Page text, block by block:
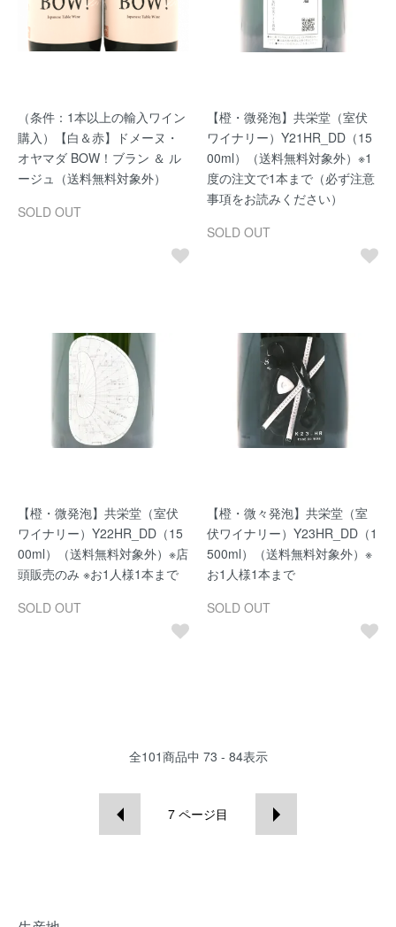
（条件：1本以上の輸入ワイン
購入）【白＆赤】ドメーヌ・
オヤマダ BOW！ブラン ＆ ル
ージュ（送料無料対象外）
SOLD OUT
【橙・微発泡】共栄堂（室伏
ワイナリー）Y21HR_DD（15
00ml）（送料無料対象外）※1
度の注文で1本まで（必ず注意
事項をお読みください）
SOLD OUT
【橙・微発泡】共栄堂（室伏
ワイナリー）Y22HR_DD（15
00ml）（送料無料対象外）※店
頭販売のみ ※お1人様1本まで
SOLD OUT
【橙・微々発泡】共栄堂（室
伏ワイナリー）Y23HR_DD（1
500ml）（送料無料対象外）※
お1人様1本まで
SOLD OUT
全101商品中 73 - 84表示
7 ページ目